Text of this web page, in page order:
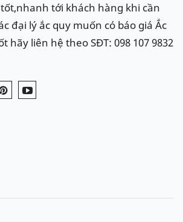
tới khách hàng khi cần
đại lý ắc quy muốn có báo giá Ắc
hãy liên hệ theo SĐT: 098 107 9832